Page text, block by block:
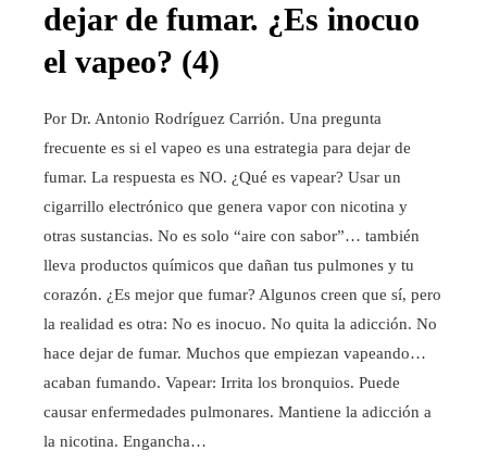
dejar de fumar. ¿Es inocuo
el vapeo? (4)
Por Dr. Antonio Rodríguez Carrión. Una pregunta
frecuente es si el vapeo es una estrategia para dejar de
fumar. La respuesta es NO. ¿Qué es vapear? Usar un
cigarrillo electrónico que genera vapor con nicotina y
otras sustancias. No es solo “aire con sabor”… también
lleva productos químicos que dañan tus pulmones y tu
corazón. ¿Es mejor que fumar? Algunos creen que sí, pero
la realidad es otra: No es inocuo. No quita la adicción. No
hace dejar de fumar. Muchos que empiezan vapeando…
acaban fumando. Vapear: Irrita los bronquios. Puede
causar enfermedades pulmonares. Mantiene la adicción a
la nicotina. Engancha…